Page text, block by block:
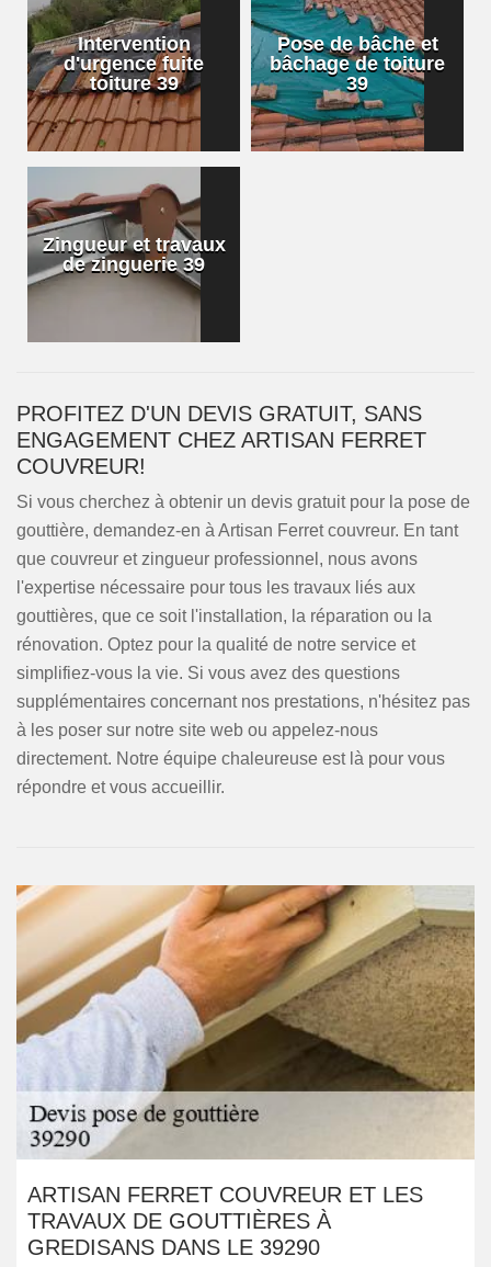
Intervention
d'urgence fuite
toiture 39
Pose de bâche et
bâchage de toiture
39
Zingueur et travaux
de zinguerie 39
PROFITEZ D'UN DEVIS GRATUIT, SANS
ENGAGEMENT CHEZ ARTISAN FERRET
COUVREUR!
Si vous cherchez à obtenir un devis gratuit pour la pose de
gouttière, demandez-en à Artisan Ferret couvreur. En tant
que couvreur et zingueur professionnel, nous avons
l'expertise nécessaire pour tous les travaux liés aux
gouttières, que ce soit l'installation, la réparation ou la
rénovation. Optez pour la qualité de notre service et
simplifiez-vous la vie. Si vous avez des questions
supplémentaires concernant nos prestations, n'hésitez pas
à les poser sur notre site web ou appelez-nous
directement. Notre équipe chaleureuse est là pour vous
répondre et vous accueillir.
ARTISAN FERRET COUVREUR ET LES
TRAVAUX DE GOUTTIÈRES À
GREDISANS DANS LE 39290